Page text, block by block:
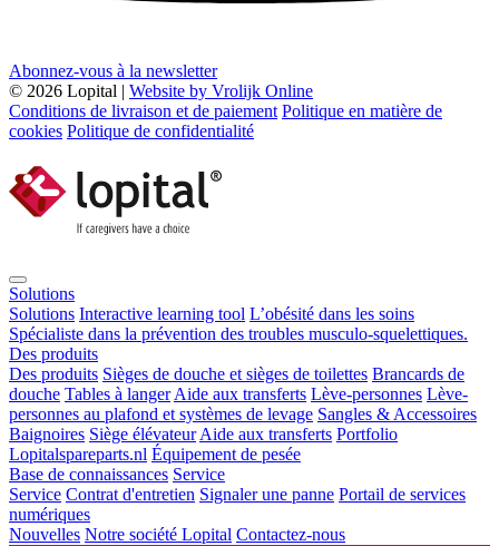
Abonnez-vous à la newsletter
© 2026 Lopital | Website by Vrolijk Online
Conditions de livraison et de paiement Politique en matière de
cookies Politique de confidentialité
Solutions
Solutions Interactive learning tool L’obésité dans les soins
Spécialiste dans la prévention des troubles musculo-squelettiques.
Des produits
Des produits Sièges de douche et sièges de toilettes Brancards de
douche Tables à langerAide aux transferts Lève-personnes Lève-
personnes au plafond et systèmes de levage Sangles & Accessoires
Baignoires Siège élévateurAide aux transferts Portfolio
Lopitalspareparts.nl Équipement de pesée
Base de connaissances Service
Service Contrat d'entretien Signaler une panne Portail de services
numériques
Nouvelles Notre société Lopital Contactez-nous